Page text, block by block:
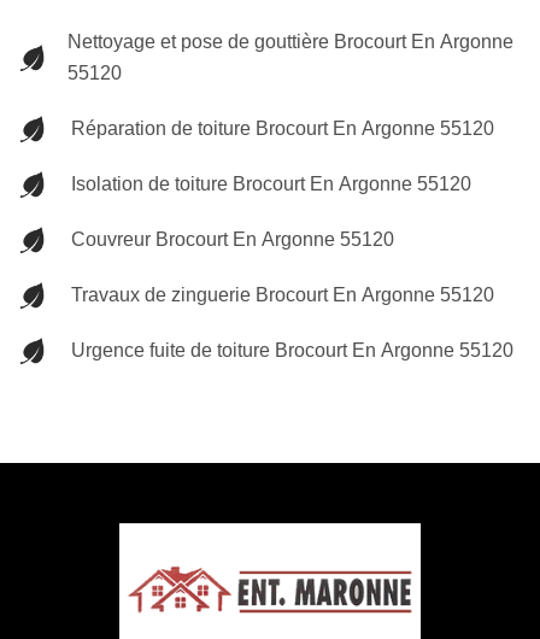
Nettoyage et pose de gouttière Brocourt En Argonne
55120
Réparation de toiture Brocourt En Argonne 55120
Isolation de toiture Brocourt En Argonne 55120
Couvreur Brocourt En Argonne 55120
Travaux de zinguerie Brocourt En Argonne 55120
Urgence fuite de toiture Brocourt En Argonne 55120